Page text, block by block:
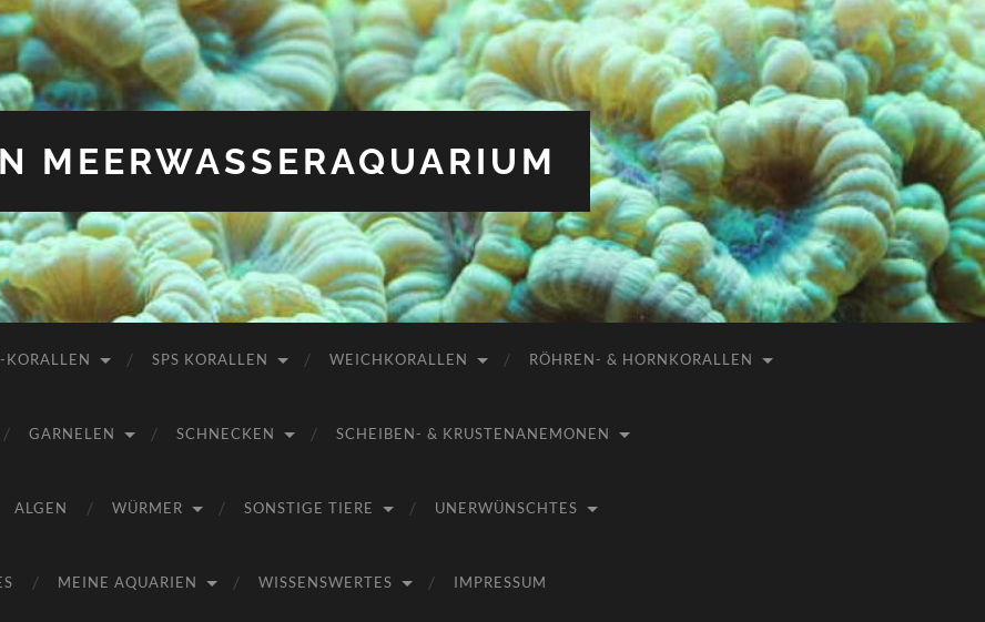
MEERWASSERAQUARIUM
KORALLEN SPS KORALLEN WEICHKORALLEN RÖHREN- & HORNKORALLEN
GARNELEN SCHNECKEN SCHEIBEN- & KRUSTENANEMONEN
ALGEN WÜRMER SONSTIGE TIERE UNERWÜNSCHTES
MEINE AQUARIEN WISSENSWERTES IMPRESSUM